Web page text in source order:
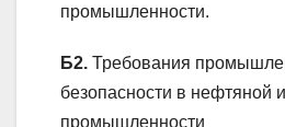
промышленности.
Б2. Требования
безопасности в нефтяной
промышленности